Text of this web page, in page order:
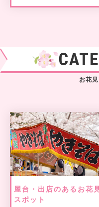
お花
屋台・出店のあるお花
スポット